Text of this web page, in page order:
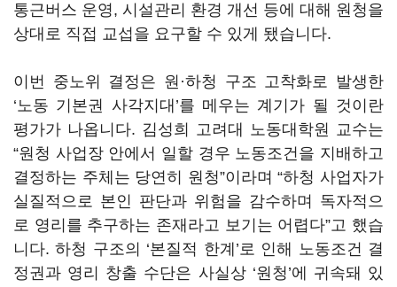
통근버스 운영, 시설관리 환경 개선 등에 대해 원청을
상대로 직접 교섭을 요구할 수 있게 됐습니다.
이번 중노위 결정은 원·하청 구조 고착화로 발생한
‘노동 기본권 사각지대’를 메우는 계기가 될 것이란
평가가 나옵니다. 김성희 고려대 노동대학원 교수는
“원청 사업장 안에서 일할 경우 노동조건을 지배하고
결정하는 주체는 당연히 원청”이라며 “하청 사업자가
실질적으로 본인 판단과 위험을 감수하며 독자적으
로 영리를 추구하는 존재라고 보기는 어렵다”고 했습
니다. 하청 구조의 ‘본질적 한계’로 인해 노동조건 결
정권과 영리 창출 수단은 사실상 ‘원청’에 귀속돼 있